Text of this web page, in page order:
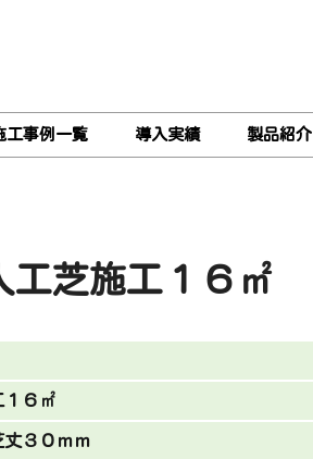
工事例一覧 導入実績 製品紹介
工芝施工１６㎡
１６㎡
３０ｍｍ